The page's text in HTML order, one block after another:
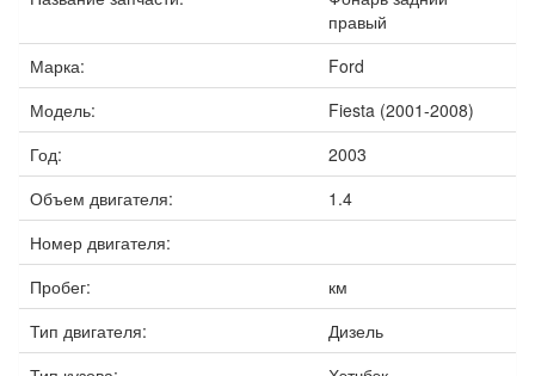
правый
Марка:
Ford
Модель:
Fiesta (2001-2008)
Год:
2003
Объем двигателя:
1.4
Номер двигателя:
Пробег:
км
Тип двигателя:
Дизель